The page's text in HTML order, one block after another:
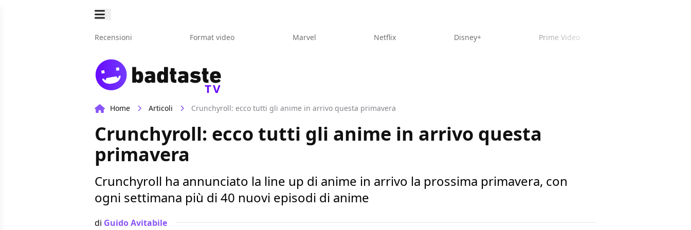
Recensioni Format video Marvel Netflix Disney+ Prime Video
TV
Home Articoli Crunchyroll: ecco tutti gli anime in arrivo questa primavera
Crunchyroll: ecco tutti gli anime in arrivo questa
primavera
Crunchyroll ha annunciato la line up di anime in arrivo la prossima primavera, con
ogni settimana più di 40 nuovi episodi di anime
di Guido Avitabile